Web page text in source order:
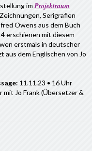
imProjektraum
Serigrafien
Owens aus dem Buch
erschienen mit diesem
erstmals in deutscher
aus dem Englischen von Jo
11.11.23 • 16 Uhr
mit Jo Frank (Übersetzer &